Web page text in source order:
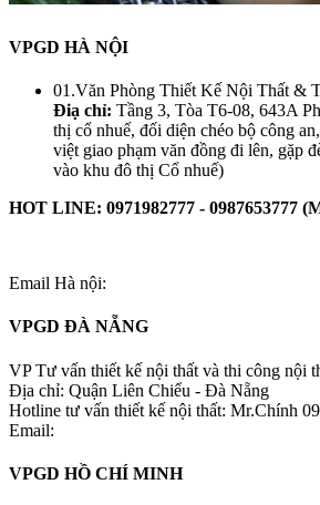
VPGD HÀ NỘI
01.Văn Phòng Thiết Kế Nội Thất &
Điạ chỉ: Tầng 3, Tòa T6-08, 643A
thị cổ nhuế, đối diện chéo bộ công
việt giao phạm văn đồng đi lên, gặp
vào khu đô thị Cổ nhuế)
HOT LINE: 0971982777 - 0987653777
Email Hà nội:
VPGD ĐÀ NẴNG
VP Tư vấn thiết kế nội thất và thi công nội
Địa chỉ: Quận Liên Chiểu - Đà Nẵng
Hotline tư vấn thiết kế nội thất: Mr.Chính
Email:
VPGD HỒ CHÍ MINH